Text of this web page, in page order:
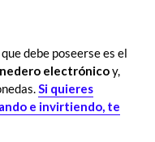
debe poseerse es el
electrónicoy,
Si quieres
e invirtiendo, te